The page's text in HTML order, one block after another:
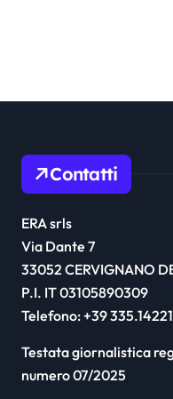
Contatti
ERA srls
Via Dante 7
33052 CERVIGNANO
P.I. IT 03105890309
Telefono: +39
Testata giornalistica
numero 07/2025